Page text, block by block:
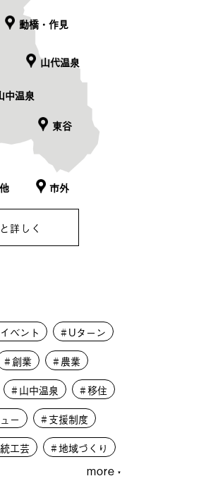
動橋・作見
山代温泉
中温泉
東谷
市外
詳しく
ベント
Uターン
創業
農業
山中温泉
移住
ー
支援制度
工芸
地域づくり
more